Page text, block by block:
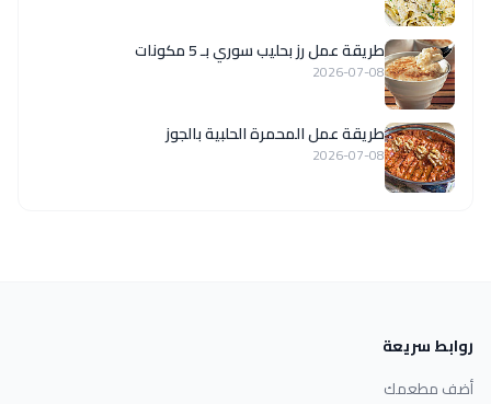
طريقة عمل رز بحليب سوري بـ 5 مكونات
2026-07-08
طريقة عمل المحمرة الحلبية بالجوز
2026-07-08
روابط سريعة
أضف مطعمك